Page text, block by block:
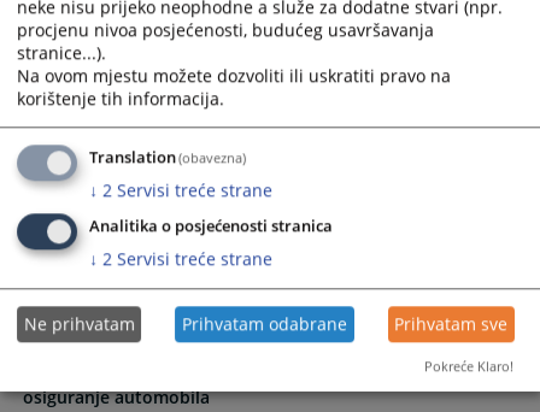
for
changing
dates.
for
changing
dates.
17.11.2021.
Izvještaj o provedenom postupku javne nabavke -
osiguranje vozila
10.11.2021.
Izvještaj o provedenom postupku javne nabavke -
elektroinstalacije
19.10.2021.
Izvještaj o provedenom postupku javne nabavke - Servis
AV opreme
Izvještaj o provedenom postupku javne nabavke -
osiguranje automobila
neke nisu prijeko neophodne a služe za dodatne stvari (npr.
procjenu nivoa posjećenosti, budućeg usavršavanja
stranice...).
Na ovom mjestu možete dozvoliti ili uskratiti pravo na
korištenje tih informacija.
Translation(obavezna)
↓ 2 Servisi treće strane
Analitika o posjećenosti stranica
↓ 2 Servisi treće strane
Ne prihvatam Prihvatam odabrane Prihvatam sve
Pokreće Klaro!